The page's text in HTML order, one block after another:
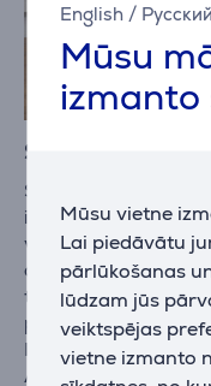
English / Русский
Mūsu
izmanto
Mūsu vietne
Lai piedāvātu
pārlūkošanas
lūdzam jūs
veiktspējas
vietne izmanto
Shark jaudīgie
Shark inovatīvās
izstrādātas, lai
vieglāku un
augstākās klases
tehnoloģijām, kas
plašiem patērētāju
Fexology
Anti Hair Wrap